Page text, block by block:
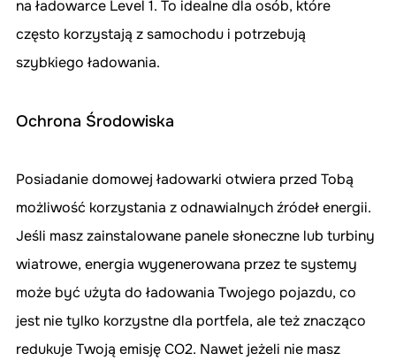
na ładowarce Level 1. To idealne dla osób, które
często korzystają z samochodu i potrzebują
szybkiego ładowania.
Ochrona Środowiska
Posiadanie domowej ładowarki otwiera przed Tobą
możliwość korzystania z odnawialnych źródeł energii.
Jeśli masz zainstalowane panele słoneczne lub turbiny
wiatrowe, energia wygenerowana przez te systemy
może być użyta do ładowania Twojego pojazdu, co
jest nie tylko korzystne dla portfela, ale też znacząco
redukuje Twoją emisję CO2. Nawet jeżeli nie masz